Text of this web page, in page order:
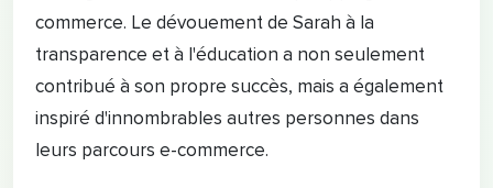
commerce. Le dévouement de Sarah à la
transparence et à l'éducation a non seulement
contribué à son propre succès, mais a également
inspiré d'innombrables autres personnes dans
leurs parcours e-commerce.